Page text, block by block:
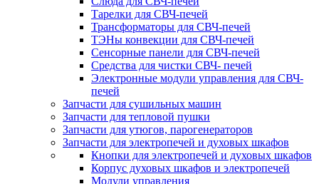
Тарелки для СВЧ-печей
Трансформаторы для СВЧ-печей
ТЭНы конвекции для СВЧ-печей
Сенсорные панели для СВЧ-печей
Средства для чистки СВЧ- печей
Электронные модули управления для СВЧ-
печей
Запчасти для сушильных машин
Запчасти для тепловой пушки
Запчасти для утюгов, парогенераторов
Запчасти для электропечей и духовых шкафов
Кнопки для электропечей и духовых шкафов
Корпус духовых шкафов и электропечей
Модули управления